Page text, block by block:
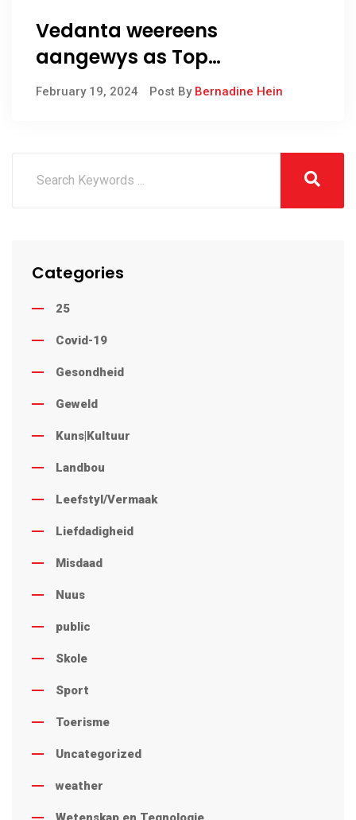
Vedanta weereens
aangewys as Top
Werkgewer in Suid-Afrika
February 19, 2024 Post By Bernadine Hein
Categories
25
Covid-19
Gesondheid
Geweld
Kuns|Kultuur
Landbou
Leefstyl/Vermaak
Liefdadigheid
Misdaad
Nuus
public
Skole
Sport
Toerisme
Uncategorized
weather